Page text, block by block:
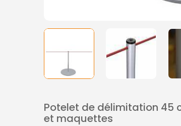
Potelet de délimitation 45
et maquettes